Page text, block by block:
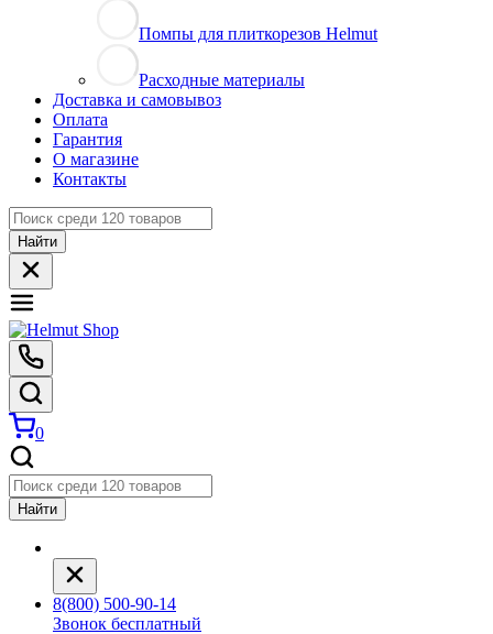
Помпы для плиткорезов Helmut
Расходные материалы
Доставка и самовывоз
Оплата
Гарантия
О магазине
Контакты
Найти
0
Найти
8(800) 500-90-14
Звонок бесплатный